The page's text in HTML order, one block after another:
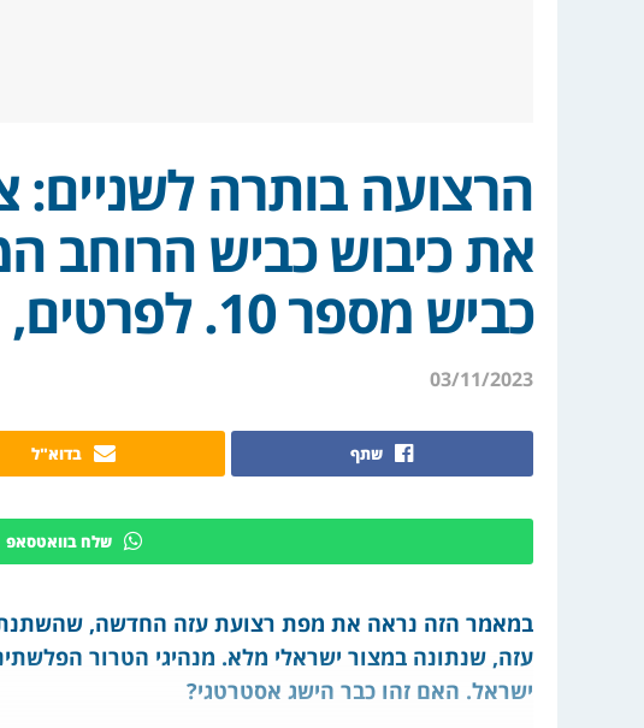
הרצועה בותרה לשניים:
את כיבוש כביש הרוחב
כביש מספר 10. לפרטים, ולמפות:
03/11/2023
שתף בדוא"ל
שלח בוואטסאפ
במאמר הזה נראה את מפת רצועת עזה החדשה,
עזה, שנתונה במצור ישראלי מלא. מנהיגי הטרור
ישראל. האם זהו כבר הישג אסטרטגי?